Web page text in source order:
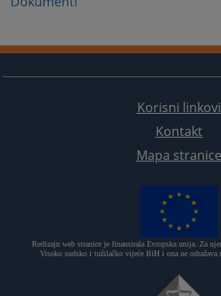
Korisni linkovi
Kontakt
Mapa stranice
Redizajn web stranice je finansirala Evropska unija. Za
Visoko sudsko i tužilačko vijeće BiH i ona ne odražava